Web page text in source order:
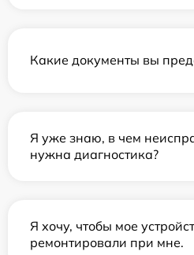
Какие документы вы
Я уже знаю, в чем
нужна диагностика?
Я хочу, чтобы мое
ремонтировали при мне.